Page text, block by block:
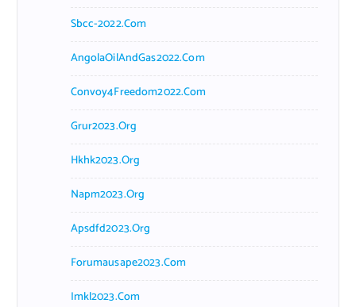
Sbcc-2022.com
AngolaOilAndGas2022.com
Convoy4Freedom2022.com
Grur2023.org
Hkhk2023.org
Napm2023.org
Apsdfd2023.org
Forumausape2023.com
Imkl2023.com